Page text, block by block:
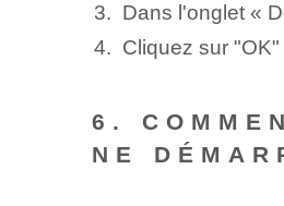
Dans l'onglet «
Cliquez sur
6.
NE